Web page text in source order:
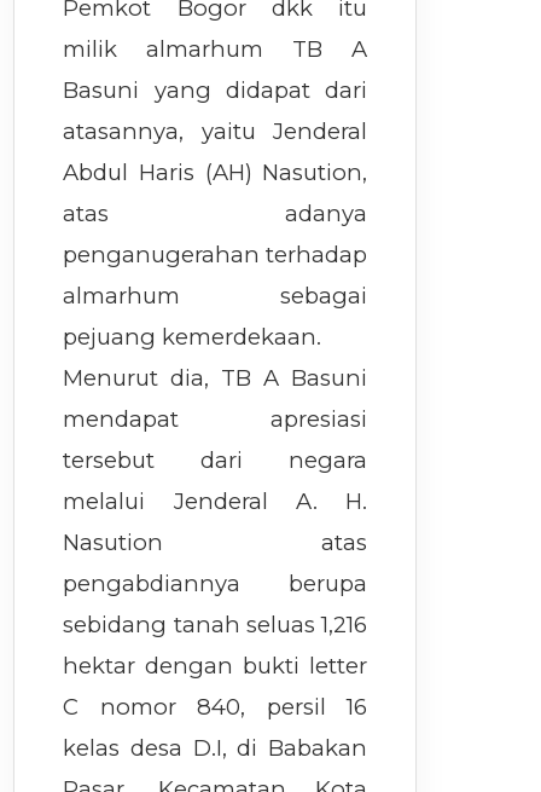
Pemkot Bogor dkk itu
milik almarhum TB A
Basuni yang didapat dari
atasannya, yaitu Jenderal
Abdul Haris (AH) Nasution,
atas adanya
penganugerahan terhadap
almarhum sebagai
pejuang kemerdekaan.
Menurut dia, TB A Basuni
mendapat apresiasi
tersebut dari negara
melalui Jenderal A. H.
Nasution atas
pengabdiannya berupa
sebidang tanah seluas 1,216
hektar dengan bukti letter
C nomor 840, persil 16
kelas desa D.I, di Babakan